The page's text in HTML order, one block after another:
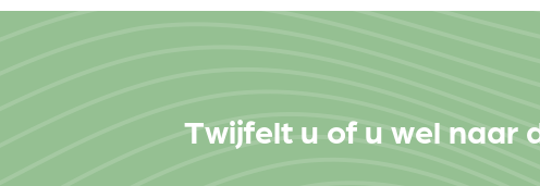
Twijfelt u of u wel naar